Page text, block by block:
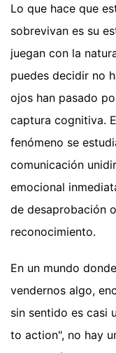
Lo que hace que
sobrevivan es su
juegan con la
puedes decidir no
ojos han pasado
captura cognitiva.
fenómeno se
comunicación
emocional
de desaprobación
reconocimiento.
En un mundo
vendernos algo,
sin sentido es casi
to action", no hay